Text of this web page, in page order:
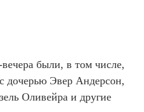
были, в том числе,
дочерью Эвер Андерсон,
Оливейра и другие